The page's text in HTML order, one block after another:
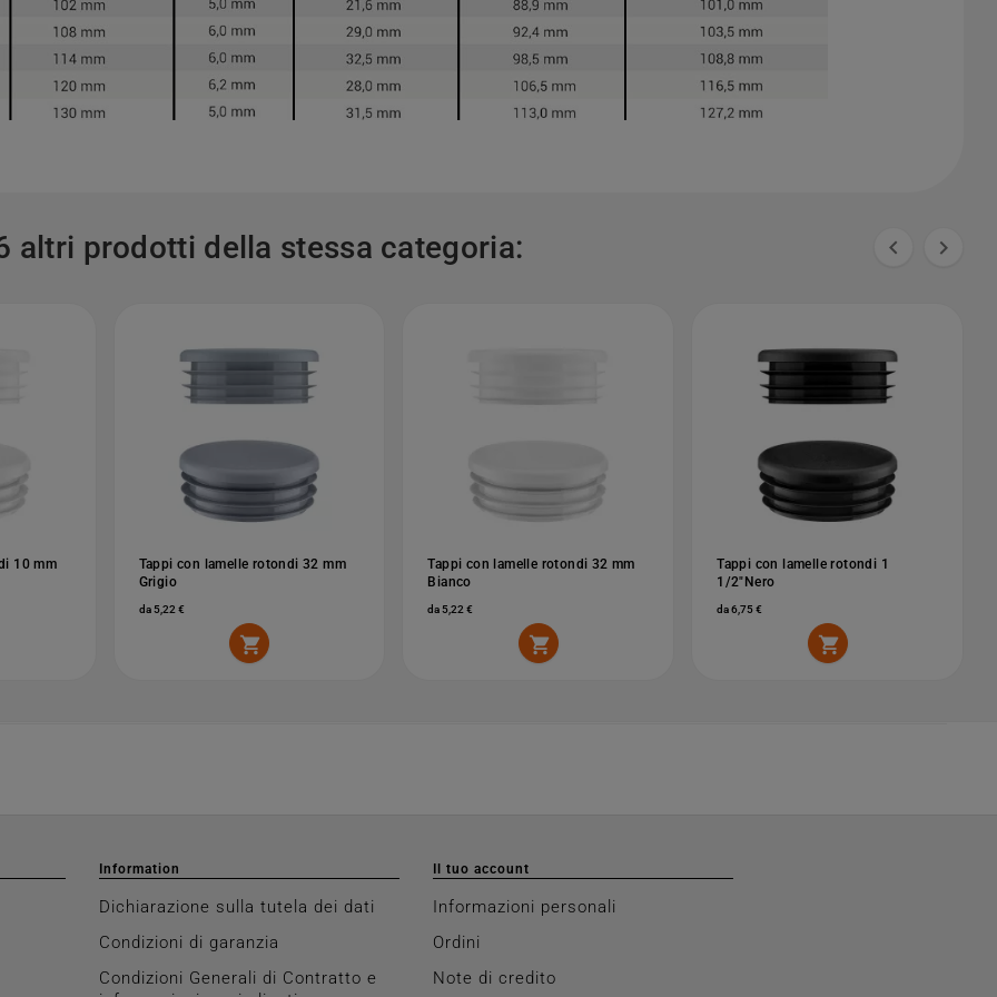
altri prodotti della stessa categoria:  
10 mm
Tappi con lamelle rotondi 32 mm
Grigio
da 5,22 €

Tappi con lamelle rotondi 32 mm
Bianco
da 5,22 €

Tappi con lamelle rotondi 1
1/2"Nero
da 6,75 €

Information
Dichiarazione sulla tutela dei dati
Condizioni di garanzia
Condizioni Generali di Contratto e
Il tuo account
Informazioni personali
Ordini
Note di credito